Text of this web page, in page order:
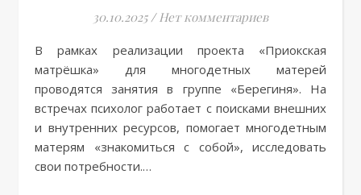
30.10.2025 / Нет комментариев
В рамках реализации проекта «Приокская
матрёшка» для многодетных матерей
проводятся занятия в группе «Берегиня». На
встречах психолог работает с поисками внешних
и внутренних ресурсов, помогает многодетным
матерям «знакомиться с собой», исследовать
свои потребности.…